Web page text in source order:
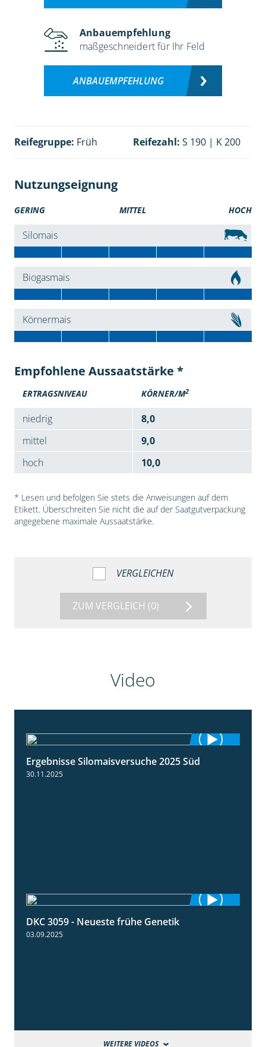
Anbauempfehlung
maßgeschneidert für Ihr Feld
ANBAUEMPFEHLUNG
Reifegruppe: Früh Reifezahl: S 190 | K 200
Nutzungseignung
GERING MITTEL HOCH
Silomais
Biogasmais
Körnermais
Empfohlene Aussaatstärke *
ERTRAGSNIVEAU KÖRNER/M2
niedrig
8,0
mittel
9,0
hoch
10,0
* Lesen und befolgen Sie stets die Anweisungen auf dem
Etikett. Überschreiten Sie nicht die auf der Saatgutverpackung
angegebene maximale Aussaatstärke.
VERGLEICHEN
ZUM VERGLEICH (0)
Video
Ergebnisse Silomaisversuche 2025 Süd
30.11.2025
DKC 3059 - Neueste frühe Genetik
03.09.2025
WEITERE VIDEOS